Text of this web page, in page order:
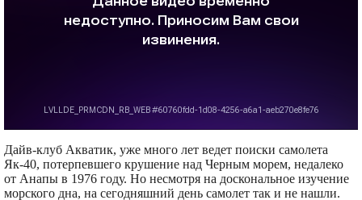
Дайв-клуб Акватик, уже много лет ведет поиски самолета
Як-40, потерпевшего крушение над Черным морем, недалеко
от Анапы в 1976 году. Но несмотря на доскональное изучение
морского дна, на сегодняшний день самолет так и не нашли.